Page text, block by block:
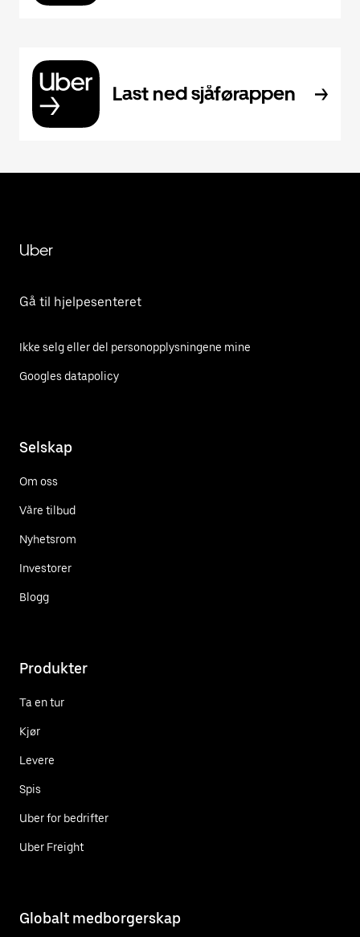
Last ned sjåførappen
Uber
Gå til hjelpesenteret
Ikke selg eller del personopplysningene mine
Googles datapolicy
Selskap
Om oss
Våre tilbud
Nyhetsrom
Investorer
Blogg
Produkter
Ta en tur
Kjør
Levere
Spis
Uber for bedrifter
Uber Freight
Globalt medborgerskap